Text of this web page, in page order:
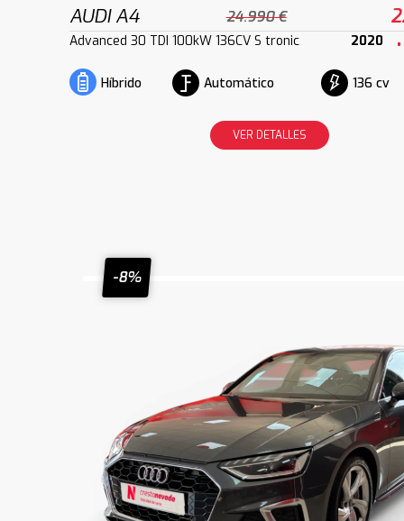
AUDI A4 24.990 €
Advanced 30 TDI 100kW 136CV S tronic 2020
Híbrido Automático 136 cv
VER DETALLES
-8%